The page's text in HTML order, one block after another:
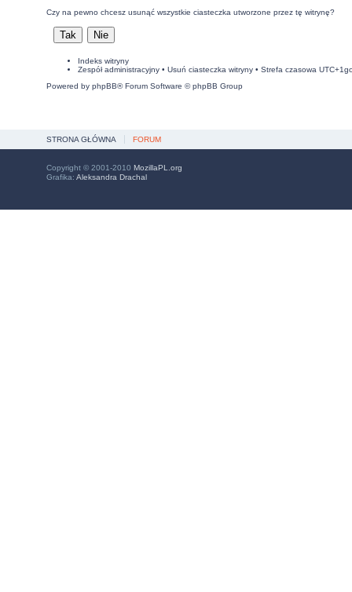
Czy na pewno chcesz usunąć wszystkie ciasteczka utworzone przez tę witrynę?
Indeks witryny
Zespół administracyjny• Usuń ciasteczka witryny• Strefa czasowa
Powered by phpBB® Forum Software © phpBB Group
STRONA GŁÓWNA FORUM
Copyright © 2001-2010 MozillaPL.org
Grafika: Aleksandra Drachal